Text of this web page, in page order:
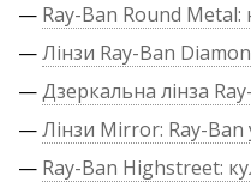
— Ray-Ban Round Metal:
—Лінзи Ray-Ban
—Дзеркальна лінза
—Лінзи Mirror: Ray-Ban
— Ray-Ban Highstreet: